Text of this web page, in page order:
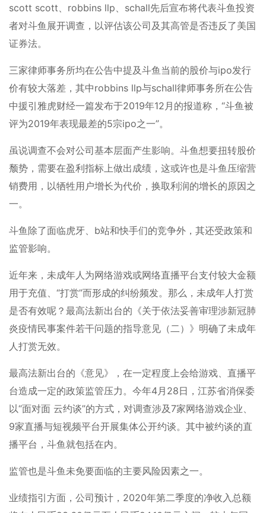
scott scott、robbins llp、schall先后宣布将代表斗鱼投资
者对斗鱼展开调查，以评估该公司及其高管是否违反了美国
证券法。
三家律师事务所均在公告中提及斗鱼当前的股价与ipo发行
价有较大落差，其中robbins llp与schall律师事务所在公告
中援引雅虎财经一篇发布于2019年12月的报道称，“斗鱼被
评为2019年表现最差的5宗ipo之一”。
虽说调查不会对公司基本层面产生影响。斗鱼想要扭转股价
颓势，需要在盈利指标上做出成绩，这或许也是斗鱼压缩营
销费用，以牺牲用户增长为代价，换取利润的增长的原因之
一。
斗鱼除了面临虎牙、b站和快手们的竞争外，其还受政策和
监管影响。
近年来，未成年人为网络游戏或网络直播平台支付较大金额
用于充值、“打赏”而形成的纠纷频发。那么，未成年人打赏
是否有效呢？最高法新出台的《关于依法妥善审理涉新冠肺
炎疫情民事案件若干问题的指导意见（二）》明确了未成年
人打赏无效。
最高法新出台的《意见》，在一定程度上会给游戏、直播平
台造成一定的政策监管压力。今年4月28日，江苏省消保委
以“面对面 云约谈”的方式，对调查涉及7家网络游戏企业、
9家直播与短视频平台开展集体公开约谈。其中被约谈的直
播平台，斗鱼就包括在内。
监管也是斗鱼未免要面临的主要风险因素之一。
业绩指引方面，公司预计，2020年第二季度的净收入总额